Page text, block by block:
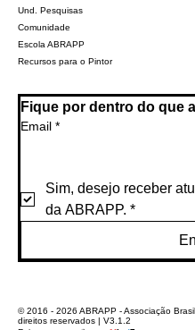
Und. Pesquisas
Comunidade
Escola ABRAPP
Recursos para o Pintor
Fique por dentro do que
Email *
Sim, desejo receber
da ABRAPP. *
© 2016 - 2026 ABRAPP - Associação
direitos reservados | V3.1.2